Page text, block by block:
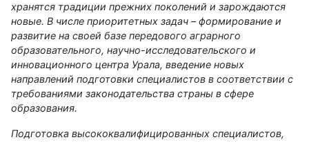
хранятся традиции прежних поколений и зарождаются
новые. В числе приоритетных задач –формирование и
развитие на своей базе передового аграрного
образовательного, научно-исследовательского и
инновационного центра Урала, введение новых
направлений подготовки специалистов в соответствии с
требованиями законодательства страны в сфере
образования.
Подготовка высококвалифицированных специалистов,